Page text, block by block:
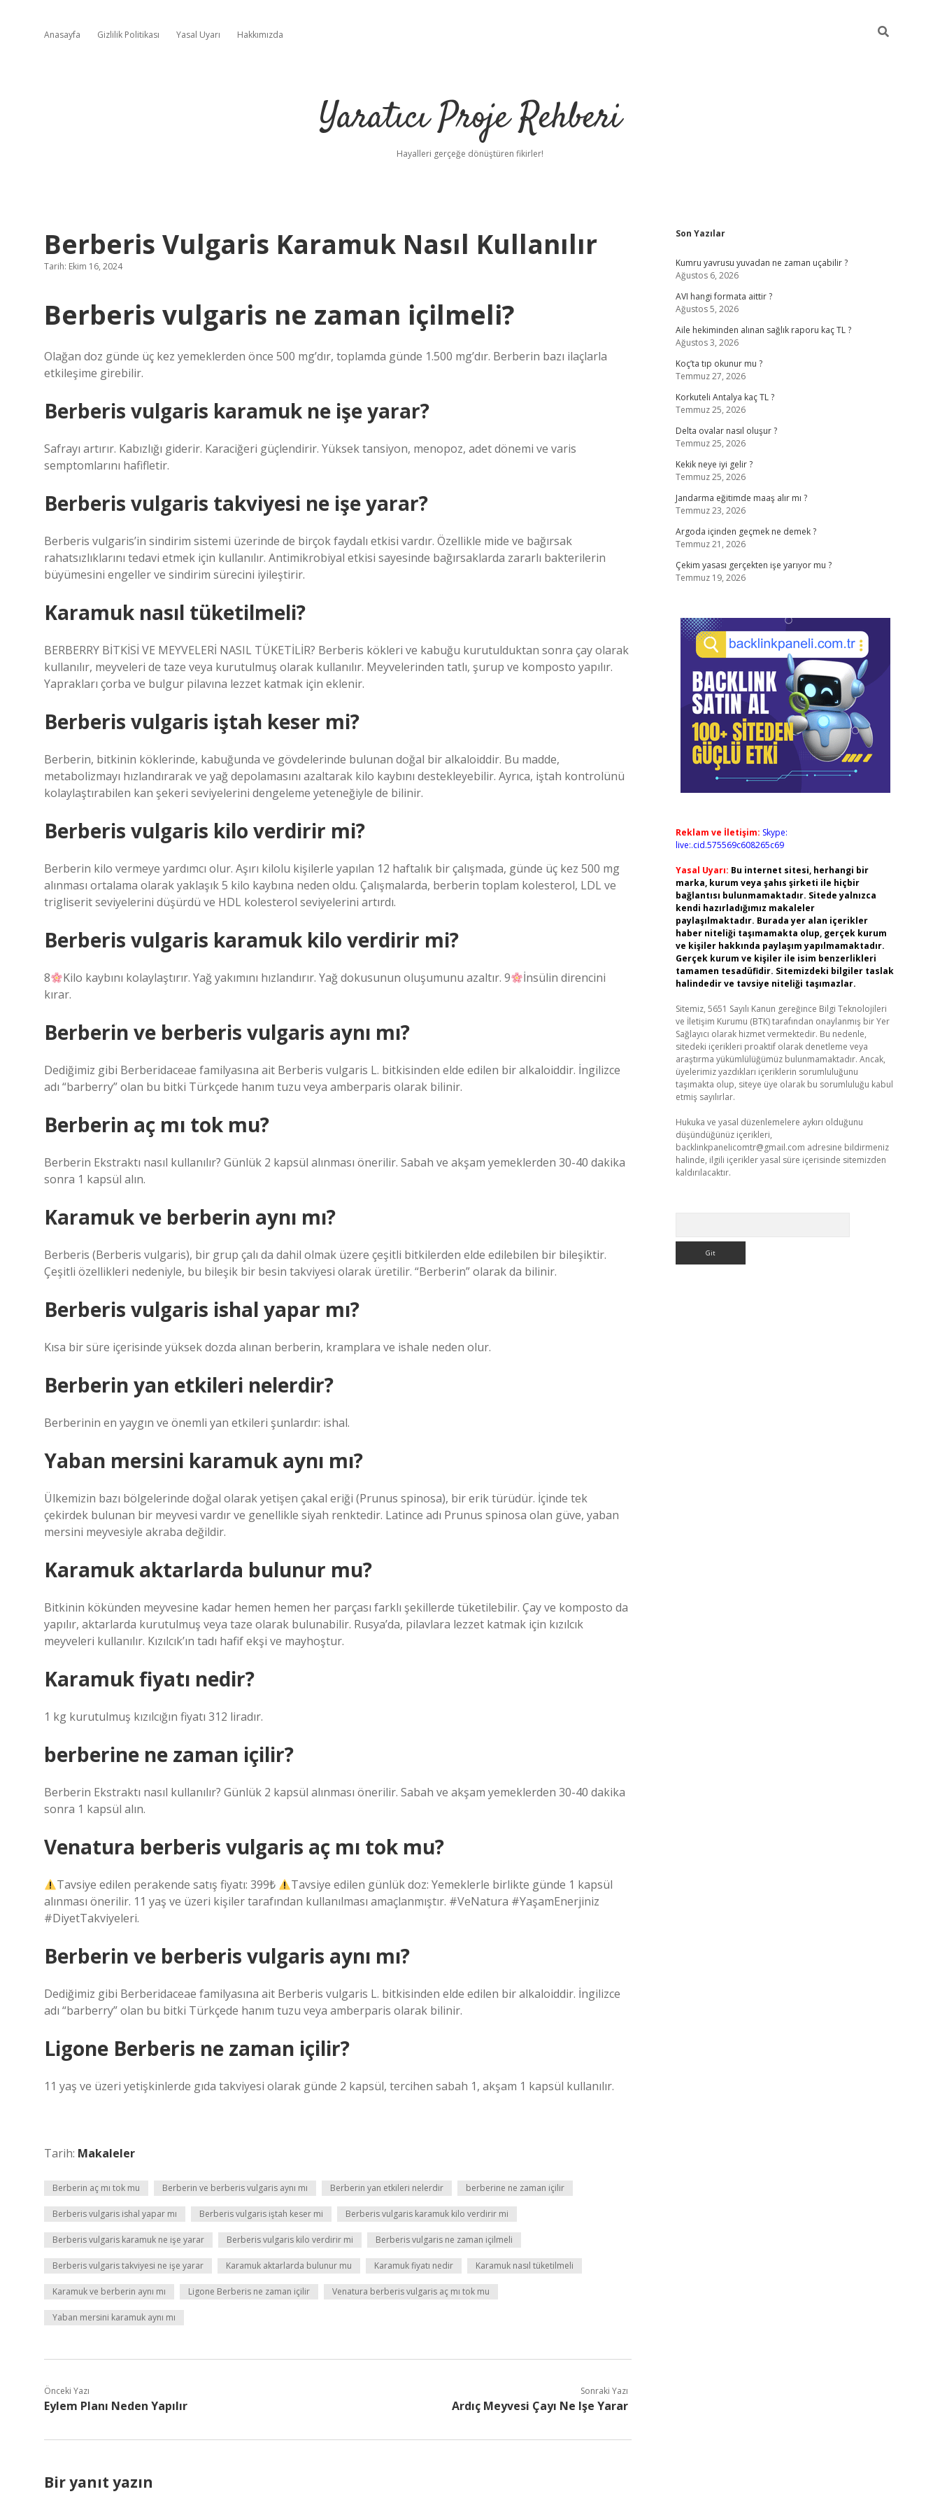
Anasayfa Gizlilik Politikası Yasal Uyarı Hakkımızda
Yaratıcı Proje Rehberi
Hayalleri gerçeğe dönüştüren fikirler!
Berberis Vulgaris Karamuk Nasıl Kullanılır
Tarih: Ekim 16, 2024
Berberis vulgaris ne zaman içilmeli?
Olağan doz günde üç kez yemeklerden önce 500 mg’dır, toplamda günde 1.500 mg’dır. Berberin bazı ilaçlarla
etkileşime girebilir.
Berberis vulgaris karamuk ne işe yarar?
Safrayı artırır. Kabızlığı giderir. Karaciğeri güçlendirir. Yüksek tansiyon, menopoz, adet dönemi ve varis
semptomlarını hafifletir.
Berberis vulgaris takviyesi ne işe yarar?
Berberis vulgaris’in sindirim sistemi üzerinde de birçok faydalı etkisi vardır. Özellikle mide ve bağırsak
rahatsızlıklarını tedavi etmek için kullanılır. Antimikrobiyal etkisi sayesinde bağırsaklarda zararlı bakterilerin
büyümesini engeller ve sindirim sürecini iyileştirir.
Karamuk nasıl tüketilmeli?
BERBERRY BİTKİSİ VE MEYVELERİ NASIL TÜKETİLİR? Berberis kökleri ve kabuğu kurutulduktan sonra çay olarak
kullanılır, meyveleri de taze veya kurutulmuş olarak kullanılır. Meyvelerinden tatlı, şurup ve komposto yapılır.
Yaprakları çorba ve bulgur pilavına lezzet katmak için eklenir.
Berberis vulgaris iştah keser mi?
Berberin, bitkinin köklerinde, kabuğunda ve gövdelerinde bulunan doğal bir alkaloiddir. Bu madde,
metabolizmayı hızlandırarak ve yağ depolamasını azaltarak kilo kaybını destekleyebilir. Ayrıca, iştah kontrolünü
kolaylaştırabilen kan şekeri seviyelerini dengeleme yeteneğiyle de bilinir.
Berberis vulgaris kilo verdirir mi?
Berberin kilo vermeye yardımcı olur. Aşırı kilolu kişilerle yapılan 12 haftalık bir çalışmada, günde üç kez 500 mg
alınması ortalama olarak yaklaşık 5 kilo kaybına neden oldu. Çalışmalarda, berberin toplam kolesterol, LDL ve
trigliserit seviyelerini düşürdü ve HDL kolesterol seviyelerini artırdı.
Berberis vulgaris karamuk kilo verdirir mi?
8 Kilo kaybını kolaylaştırır. Yağ yakımını hızlandırır. Yağ dokusunun oluşumunu azaltır. 9
İnsülin direncini
kırar.
Berberin ve berberis vulgaris aynı mı?
Dediğimiz gibi Berberidaceae familyasına ait Berberis vulgaris L. bitkisinden elde edilen bir alkaloiddir. İngilizce
adı “barberry” olan bu bitki Türkçede hanım tuzu veya amberparis olarak bilinir.
Berberin aç mı tok mu?
Berberin Ekstraktı nasıl kullanılır? Günlük 2 kapsül alınması önerilir. Sabah ve akşam yemeklerden 30-40 dakika
sonra 1 kapsül alın.
Karamuk ve berberin aynı mı?
Berberis (Berberis vulgaris), bir grup çalı da dahil olmak üzere çeşitli bitkilerden elde edilebilen bir bileşiktir.
Çeşitli özellikleri nedeniyle, bu bileşik bir besin takviyesi olarak üretilir. “Berberin” olarak da bilinir.
Berberis vulgaris ishal yapar mı?
Kısa bir süre içerisinde yüksek dozda alınan berberin, kramplara ve ishale neden olur.
Berberin yan etkileri nelerdir?
Berberinin en yaygın ve önemli yan etkileri şunlardır: ishal.
Yaban mersini karamuk aynı mı?
Ülkemizin bazı bölgelerinde doğal olarak yetişen çakal eriği (Prunus spinosa), bir erik türüdür. İçinde tek
çekirdek bulunan bir meyvesi vardır ve genellikle siyah renktedir. Latince adı Prunus spinosa olan güve, yaban
mersini meyvesiyle akraba değildir.
Karamuk aktarlarda bulunur mu?
Bitkinin kökünden meyvesine kadar hemen hemen her parçası farklı şekillerde tüketilebilir. Çay ve komposto da
yapılır, aktarlarda kurutulmuş veya taze olarak bulunabilir. Rusya’da, pilavlara lezzet katmak için kızılcık
meyveleri kullanılır. Kızılcık’ın tadı hafif ekşi ve mayhoştur.
Karamuk fiyatı nedir?
1 kg kurutulmuş kızılcığın fiyatı 312 liradır.
berberine ne zaman içilir?
Berberin Ekstraktı nasıl kullanılır? Günlük 2 kapsül alınması önerilir. Sabah ve akşam yemeklerden 30-40 dakika
sonra 1 kapsül alın.
Venatura berberis vulgaris aç mı tok mu?
Tavsiye edilen perakende satış fiyatı: 399₺
Tavsiye edilen günlük doz: Yemeklerle birlikte günde 1 kapsül
alınması önerilir. 11 yaş ve üzeri kişiler tarafından kullanılması amaçlanmıştır. #VeNatura #YaşamEnerjiniz
#DiyetTakviyeleri.
Berberin ve berberis vulgaris aynı mı?
Dediğimiz gibi Berberidaceae familyasına ait Berberis vulgaris L. bitkisinden elde edilen bir alkaloiddir. İngilizce
adı “barberry” olan bu bitki Türkçede hanım tuzu veya amberparis olarak bilinir.
Ligone Berberis ne zaman içilir?
11 yaş ve üzeri yetişkinlerde gıda takviyesi olarak günde 2 kapsül, tercihen sabah 1, akşam 1 kapsül kullanılır.
Tarih: Makaleler
Berberin aç mı tok mu Berberin ve berberis vulgaris aynı mı Berberin yan etkileri nelerdir berberine ne zaman içilir
Berberis vulgaris ishal yapar mı Berberis vulgaris iştah keser mi Berberis vulgaris karamuk kilo verdirir mi
Berberis vulgaris karamuk ne işe yarar Berberis vulgaris kilo verdirir mi Berberis vulgaris ne zaman içilmeli
Berberis vulgaris takviyesi ne işe yarar Karamuk aktarlarda bulunur mu Karamuk fiyatı nedir Karamuk nasıl tüketilmeli
Karamuk ve berberin aynı mı Ligone Berberis ne zaman içilir Venatura berberis vulgaris aç mı tok mu
Yaban mersini karamuk aynı mı
Önceki Yazı
Eylem Planı Neden Yapılır
Sonraki Yazı
Ardıç Meyvesi Çayı Ne Işe Yarar
Bir yanıt yazın
Sidebar
Son Yazılar
Kumru yavrusu yuvadan ne zaman uçabilir ?
Ağustos 6, 2026
AVI hangi formata aittir ?
Ağustos 5, 2026
Aile hekiminden alınan sağlık raporu kaç TL ?
Ağustos 3, 2026
Koç’ta tıp okunur mu ?
Temmuz 27, 2026
Korkuteli Antalya kaç TL ?
Temmuz 25, 2026
Delta ovalar nasıl oluşur ?
Temmuz 25, 2026
Kekik neye iyi gelir ?
Temmuz 25, 2026
Jandarma eğitimde maaş alır mı ?
Temmuz 23, 2026
Argoda içinden geçmek ne demek ?
Temmuz 21, 2026
Çekim yasası gerçekten işe yarıyor mu ?
Temmuz 19, 2026
Reklam ve İletişim: Skype:
live:.cid.575569c608265c69
Yasal Uyarı: Bu internet sitesi, herhangi bir
marka, kurum veya şahıs şirketi ile hiçbir
bağlantısı bulunmamaktadır. Sitede yalnızca
kendi hazırladığımız makaleler
paylaşılmaktadır. Burada yer alan içerikler
haber niteliği taşımamakta olup, gerçek kurum
ve kişiler hakkında paylaşım yapılmamaktadır.
Gerçek kurum ve kişiler ile isim benzerlikleri
tamamen tesadüfidir. Sitemizdeki bilgiler taslak
halindedir ve tavsiye niteliği taşımazlar.
Sitemiz, 5651 Sayılı Kanun gereğince Bilgi Teknolojileri
ve İletişim Kurumu (BTK) tarafından onaylanmış bir Yer
Sağlayıcı olarak hizmet vermektedir. Bu nedenle,
sitedeki içerikleri proaktif olarak denetleme veya
araştırma yükümlülüğümüz bulunmamaktadır. Ancak,
üyelerimiz yazdıkları içeriklerin sorumluluğunu
taşımakta olup, siteye üye olarak bu sorumluluğu kabul
etmiş sayılırlar.
Hukuka ve yasal düzenlemelere aykırı olduğunu
düşündüğünüz içerikleri,
backlinkpanelicomtr@gmail.com adresine bildirmeniz
halinde, ilgili içerikler yasal süre içerisinde sitemizden
kaldırılacaktır.